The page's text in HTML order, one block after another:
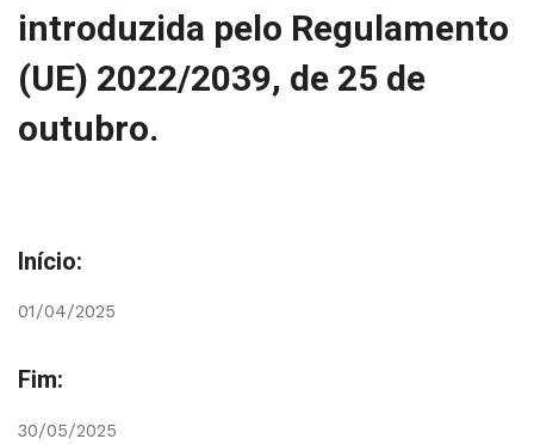
introduzida pelo Regulamento
(UE) 2022/2039, de 25 de
outubro.
Início:
01/04/2025
Fim:
30/05/2025